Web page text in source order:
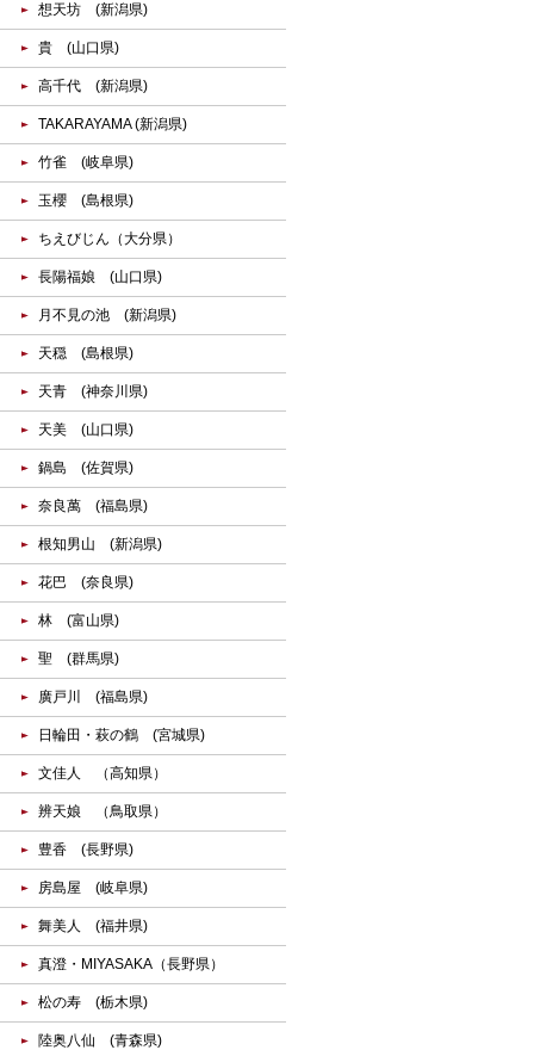
想天坊 (新潟県)
貴 (山口県)
高千代 (新潟県)
TAKARAYAMA (新潟県)
竹雀 (岐阜県)
玉櫻 (島根県)
ちえびじん（大分県）
長陽福娘 (山口県)
月不見の池 (新潟県)
天穏 (島根県)
天青 (神奈川県)
天美 (山口県)
鍋島 (佐賀県)
奈良萬 (福島県)
根知男山 (新潟県)
花巴 (奈良県)
林 (富山県)
聖 (群馬県)
廣戸川 (福島県)
日輪田・萩の鶴 (宮城県)
文佳人 （高知県）
辨天娘 （鳥取県）
豊香 (長野県)
房島屋 (岐阜県)
舞美人 (福井県)
真澄・MIYASAKA（長野県）
松の寿 (栃木県)
陸奥八仙 (青森県)